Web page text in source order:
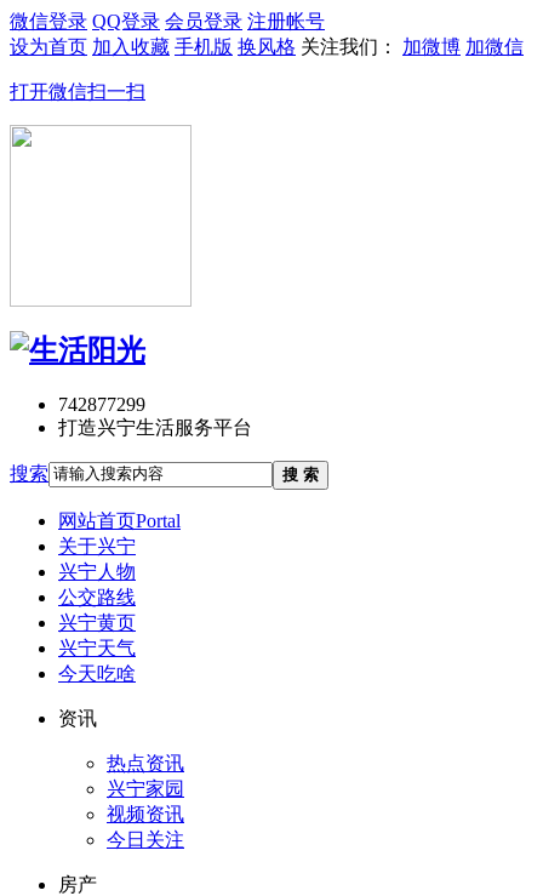
微信登录 QQ登录 会员登录 注册帐号
设为首页 加入收藏 手机版 换风格 关注我们： 加微博 加微信
打开微信扫一扫
742877299
打造兴宁生活服务平台
搜索 搜 索
网站首页Portal
关于兴宁
兴宁人物
公交路线
兴宁黄页
兴宁天气
今天吃啥
资讯
热点资讯
兴宁家园
视频资讯
今日关注
房产